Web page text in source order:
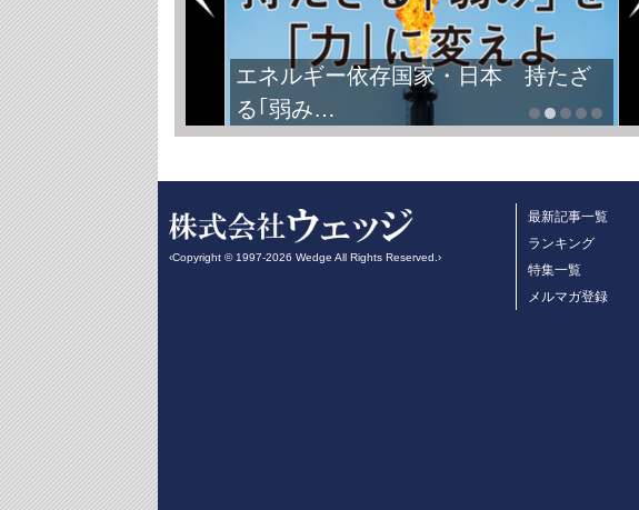
FIFAワールドカップ2026
‹Copyright © 1997-2026 Wedge All Rights Reserved.›
最新記事一覧
ランキング
特集一覧
メルマガ登録